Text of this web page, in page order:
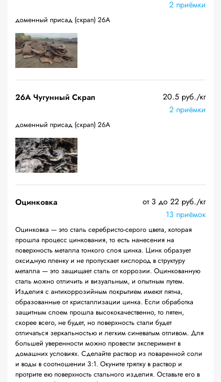
2 приёмки
доменный присад (скрап) 26А
26A Чугунный Скрап
20.5 руб./кг
2 приёмки
доменный присад (скрап) 26А
Оцинковка
от 3 до 22 руб./кг
13 приёмок
Оцинковка — это сталь серебристо-серого цвета, которая
прошла процесс цинкования, то есть нанесения на
поверхность металла тонкого слоя цинка. Цинк образует
оксидную пленку и не пропускает кислород в структуру
металла — это защищает сталь от коррозии. Оцинкованную
сталь можно отличить и визуальным, и опытным путем.
Изделия с антикоррозийным покрытием имеют пятна,
образованные от кристаллизации цинка. Если обработка
защитным слоем прошла высококачественно, то пятен,
скорее всего, не будет, но поверхность стали будет
отличаться зеркальностью и легким синеватым отливом. Для
большей уверенности можно провести эксперимент в
домашних условиях. Сделайте раствор из поваренной соли
и воды в соотношении 3:1. Окуните тряпку в раствор и
протрите ею поверхность стального изделия. Оставьте его в